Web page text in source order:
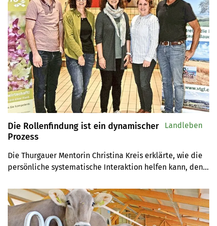
Die Rollenfindung ist ein dynamischer
Prozess
Die Thurgauer Mentorin Christina Kreis erklärte, wie die
persönliche systematische Interaktion helfen kann, den
Landleben